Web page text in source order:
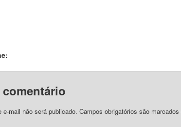
e-mail não será publicado. Campos obrigatórios são